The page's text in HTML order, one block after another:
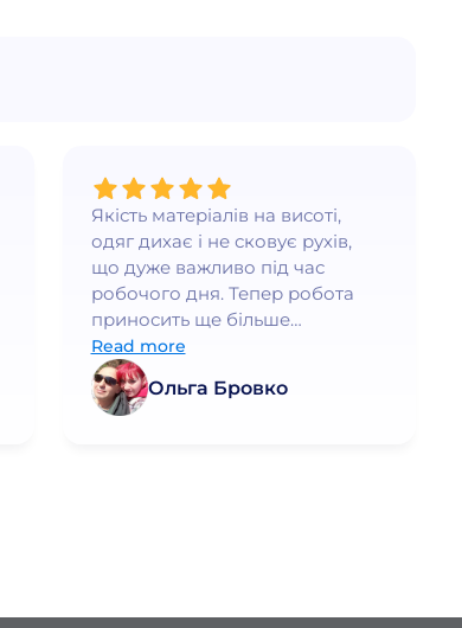
Якість матеріалів на висоті,
одяг дихає і не сковує рухів,
що дуже важливо під час
робочого дня. Тепер робота
приносить ще більше
задоволення!
Read more
Ольга Бровко